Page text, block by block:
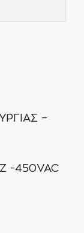
–
-450VAC